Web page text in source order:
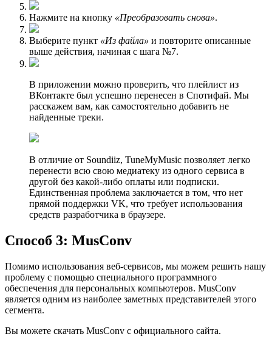
Нажмите на кнопку «Преобразовать снова».
Выберите пункт «Из файла» и повторите описанные
выше действия, начиная с шага №7.
В приложении можно проверить, что плейлист из
ВКонтакте был успешно перенесен в Спотифай. Мы
расскажем вам, как самостоятельно добавить не
найденные треки.
В отличие от Soundiiz, TuneMyMusic позволяет легко
перенести всю свою медиатеку из одного сервиса в
другой без какой-либо оплаты или подписки.
Единственная проблема заключается в том, что нет
прямой поддержки VK, что требует использования
средств разработчика в браузере.
Способ 3: MusConv
Помимо использования веб-сервисов, мы можем решить нашу
проблему с помощью специального программного
обеспечения для персональных компьютеров. MusConv
является одним из наиболее заметных представителей этого
сегмента.
Вы можете скачать MusConv с официального сайта.